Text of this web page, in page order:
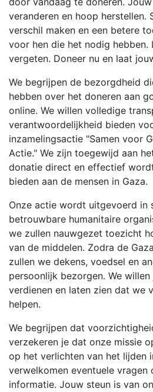
veranderen en hoop herstellen.
verschil maken en een betere
voor hen die het nodig hebben.
vergeten. Doneer nu en laat
We begrijpen de bezorgdheid
hebben over het doneren aan
online. We willen volledige
verantwoordelijkheid bieden
inzamelingsactie "Samen voor
Actie." We zijn toegewijd aan
donatie direct en effectief
bieden aan de mensen in Gaza.
Onze actie wordt uitgevoerd in
betrouwbare humanitaire
we zullen nauwgezet toezicht
van de middelen. Zodra de
zullen we dekens, voedsel en
persoonlijk bezorgen. We
verdienen en laten zien dat we
helpen.
We begrijpen dat
verzekeren je dat onze missie
op het verlichten van het lijden
verwelkomen eventuele vragen
informatie. Jouw steun is van